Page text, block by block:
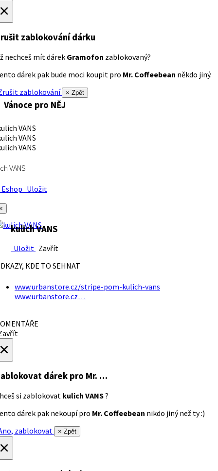
zablokování dárku
nechceš mít dárek Gramofon zablokovaný?
dárek pak bude moci koupit pro Mr. Coffeebean někdo jiný.
zablokování
× Zpět
Vánoce pro NĚJ
VANS
Uložit
kulich VANS
Uložit Zavřít
KDE TO SEHNAT
www.urbanstore.cz/stripe-pom-kulich-vans
www.urbanstore.cz…
dárek pro Mr. …
si zablokovat kulich VANS?
dárek pak nekoupí pro Mr. Coffeebean nikdo jiný než ty :)
zablokovat
× Zpět